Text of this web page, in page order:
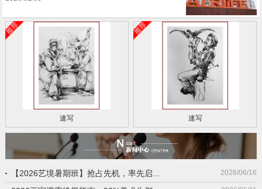
速写 速写
2026/06/16
【2026艺境暑期班】抢占先机，率先启...